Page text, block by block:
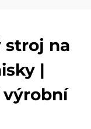
stroj na
|